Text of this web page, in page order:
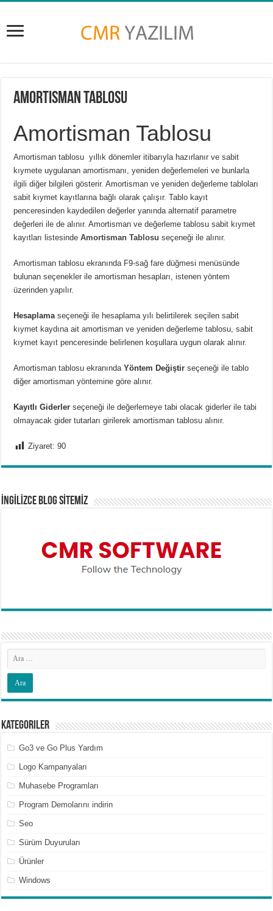
Amortisman Tablosu
Amortisman Tablosu
Amortisman tablosu yıllık dönemler itibarıyla hazırlanır ve sabit
kıymete uygulanan amortismanı, yeniden değerlemeleri ve bunlarla
ilgili diğer bilgileri gösterir. Amortisman ve yeniden değerleme tabloları
sabit kıymet kayıtlarına bağlı olarak çalışır. Tablo kayıt
penceresinden kaydedilen değerler yanında alternatif parametre
değerleri ile de alınır. Amortisman ve değerleme tablosu sabit kıymet
kayıtları listesindeAmortisman Tablosu seçeneği ile alınır.
Amortisman tablosu ekranında F9-sağ fare düğmesi menüsünde
bulunan seçenekler ile amortisman hesapları, istenen yöntem
üzerinden yapılır.
Hesaplamaseçeneği ile hesaplama yılı belirtilerek seçilen sabit
kıymet kaydına ait amortisman ve yeniden değerleme tablosu, sabit
kıymet kayıt penceresinde belirlenen koşullara uygun olarak alınır.
Amortisman tablosu ekranındaYöntem Değiştir seçeneği ile tablo
diğer amortisman yöntemine göre alınır.
Kayıtlı Giderler seçeneği ile değerlemeye tabi olacak giderler ile tabi
olmayacak gider tutarları girilerek amortisman tablosu alınır.
Ziyaret: 90
İNGİLİZCE BLOG SİTEMİZ
Kategoriler
Go3 ve Go Plus Yardım
Logo Kampanyaları
Muhasebe Programları
Program Demolarını indirin
Seo
Sürüm Duyuruları
Ürünler
Windows